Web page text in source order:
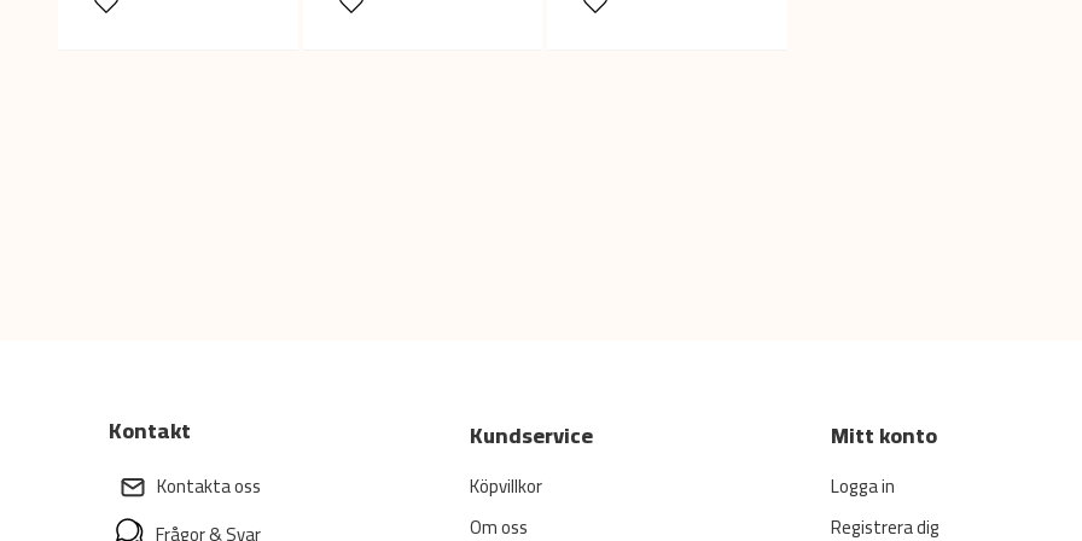
Kontakt
Kontakta oss
Kundservice
Köpvillkor
Om oss
Mitt konto
Logga in
Registrera dig